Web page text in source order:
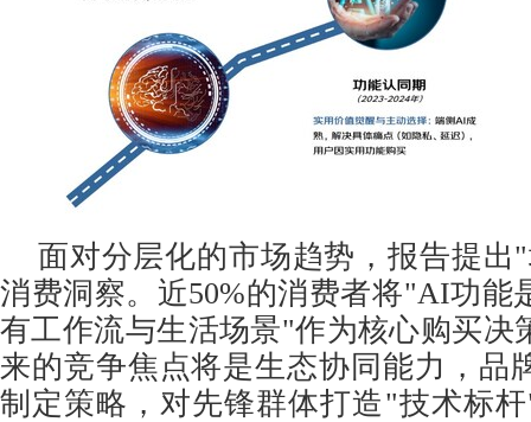
面对分层化的市场趋势，报告提出
消费洞察。近50%的消费者将"AI功能
有工作流与生活场景"作为核心购买决
来的竞争焦点将是生态协同能力，品
制定策略，对先锋群体打造"技术标